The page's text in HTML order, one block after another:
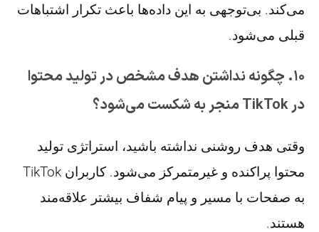
می‌کند. بی‌توجهی به این داده‌ها باعث تکرار اشتباهات
قبلی می‌شود.
۱۰. چگونه نداشتن هدف مشخص در تولید محتوا
در TikTok منجر به شکست می‌شود؟
وقتی هدف روشنی نداشته باشید، استراتژی تولید
محتوا پراکنده و غیرمتمرکز می‌شود. کاربران TikTok
به صفحات با مسیر و پیام شفاف بیشتر علاقه‌مند
هستند.